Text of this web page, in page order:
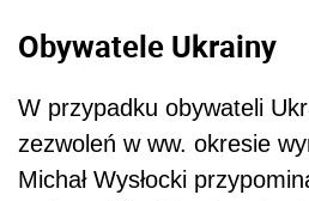
Obywatele Ukrainy
W przypadku obywateli
zezwoleń w ww. okresie
Michał Wysłocki